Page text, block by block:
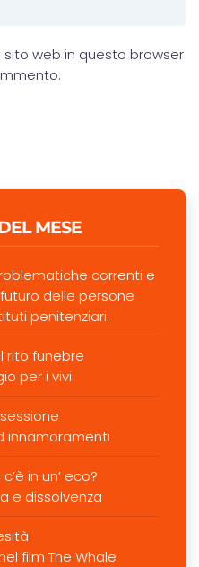
sito web in questo browser
MESE
problematiche correnti e
delle persone
penitenziari.
rito funebre
per i vivi
innamoramenti
in un’ eco?
e dissolvenza
film The Whale